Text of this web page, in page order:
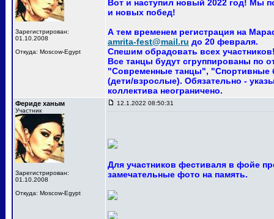
Зарегистрирован:
01.10.2008
Откуда: Moscow-Egypt
Вот и наступил новый 2022 год! Мы
и новых побед!
А тем временем регистрация на
amrita-fest@mail.ru до 20 февраля.
Спешим обрадовать всех
Все танцы будут сгруппированы по
"Современные танцы", "Спортивные
(дети/взрослые). Обязательно -
коллектива неограничено.
Фериде ханым
Участник
Зарегистрирован:
01.10.2008
Откуда: Moscow-Egypt
12.1.2022 08:50:31
Для участников фестиваля в фойе
замечательные фото на память.